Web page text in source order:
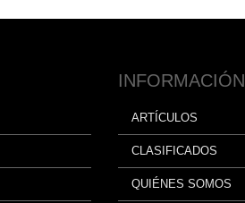
INFORMACIÓN
ARTÍCULOS
CLASIFICADOS
QUIÉNES SOMOS